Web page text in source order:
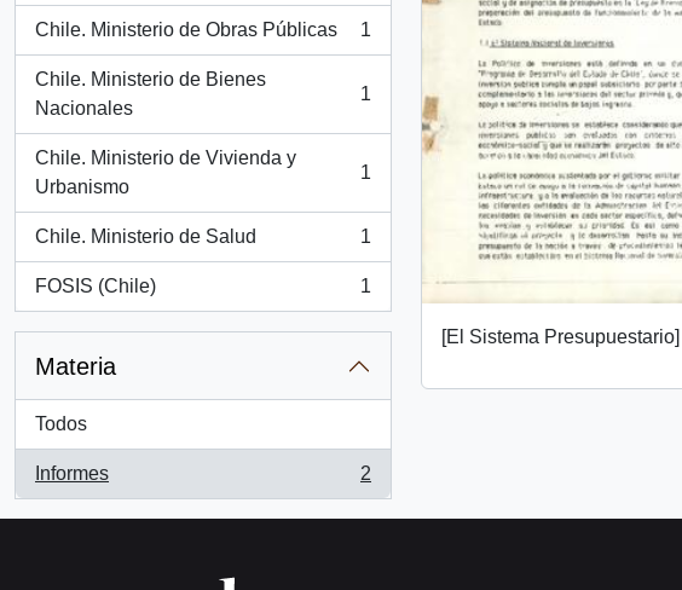
Chile. Ministerio de Obras Públicas
, 1 resultados
1
Chile. Ministerio de Bienes
Nacionales
, 1 resultados
1
Chile. Ministerio de Vivienda y
Urbanismo
, 1 resultados
1
Chile. Ministerio de Salud
, 1 resultados
1
FOSIS (Chile)
, 1 resultados
1
Materia
Todos
Informes
, 2 resultados
2
[El Sistema Presupuestario]